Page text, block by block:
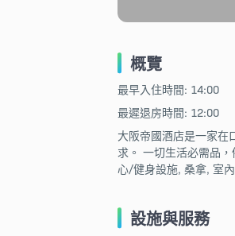
概覽
最早入住時間: 14:00
最遲退房時間: 12:00
大阪帝國酒店是一家在
求。 一切生活必需品
心/健身設施, 桑拿, 室
設施與服務